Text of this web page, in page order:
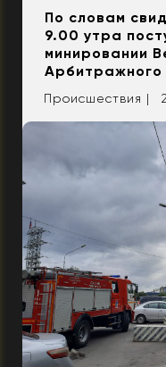
По словам
9.00 утра
минировании
Арбитражного
Происшествия |